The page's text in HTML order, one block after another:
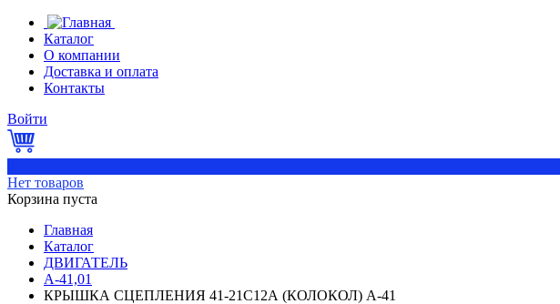
Каталог
О компании
Доставка и оплата
Контакты
Войти
Нет товаров
Корзина пуста
Главная
Каталог
ДВИГАТЕЛЬ
А-41,01
КРЫШКА СЦЕПЛЕНИЯ 41-21С12А (КОЛОКОЛ) А-41